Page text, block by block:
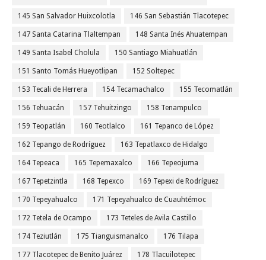
145 San Salvador Huixcolotla 146 San Sebastián Tlacotepec
147 Santa Catarina Tlaltempan 148 Santa Inés Ahuatempan
149 Santa Isabel Cholula 150 Santiago Miahuatlán
151 Santo Tomás Hueyotlipan 152 Soltepec
153 Tecali de Herrera 154 Tecamachalco 155 Tecomatlán
156 Tehuacán 157 Tehuitzingo 158 Tenampulco
159 Teopatlán 160 Teotlalco 161 Tepanco de López
162 Tepango de Rodríguez 163 Tepatlaxco de Hidalgo
164 Tepeaca 165 Tepemaxalco 166 Tepeojuma
167 Tepetzintla 168 Tepexco 169 Tepexi de Rodríguez
170 Tepeyahualco 171 Tepeyahualco de Cuauhtémoc
172 Tetela de Ocampo 173 Teteles de Avila Castillo
174 Teziutlán 175 Tianguismanalco 176 Tilapa
177 Tlacotepec de Benito Juárez 178 Tlacuilotepec